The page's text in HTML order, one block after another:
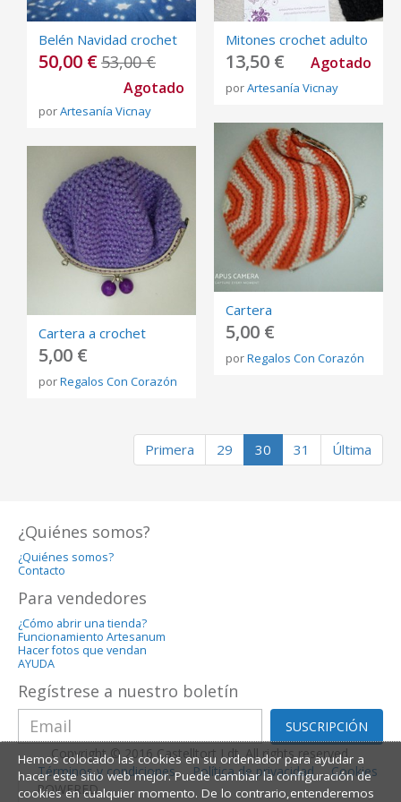
Belén Navidad crochet
50,00 €53,00 €
Agotado
porArtesanía Vicnay
Mitones crochet adulto
13,50 € Agotado
porArtesanía Vicnay
Cartera
5,00 €
porRegalos Con Corazón
Cartera a crochet
5,00 €
porRegalos Con Corazón
Primera 29 30 31 Última
¿Quiénes somos?
¿Quiénes somos?
Contacto
Para vendedores
¿Cómo abrir una tienda?
Funcionamiento Artesanum
Hacer fotos que vendan
AYUDA
Regístrese a nuestro boletín
SUSCRIPCIÓN
Copyright © 2016 Castelltort Ldt. All rights reserved.
Términos y condiciones
Política de privacidad
Cookies
POWERED
Hemos colocado las cookies en su ordenador para ayudar a
hacer este sitio web mejor. Puede cambiar la configuración de
cookies en cualquier momento. De lo contrario,entenderemos